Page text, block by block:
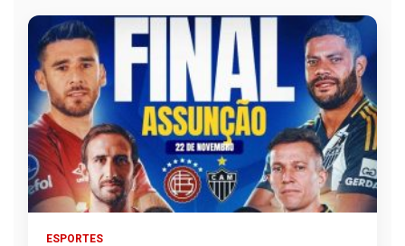
ESPORTES